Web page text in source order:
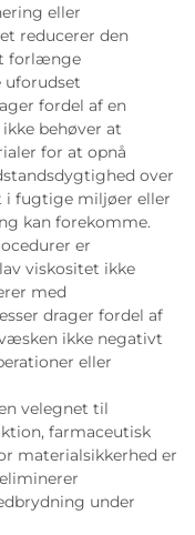
eller
reducerer den
forlænge
uforudset
fordel af en
behøver at
for at opnå
over
i fugtige miljøer eller
kan forekomme.
er
viskositet ikke
med
drager fordel af
ikke negativt
eller
velegnet til
farmaceutisk
materialsikkerhed er
under